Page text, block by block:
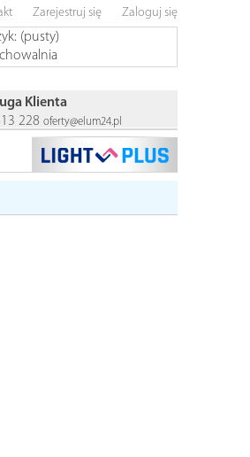
Zarejestruj się Zaloguj się
(pusty)
Klienta
228 oferty@elum24.pl